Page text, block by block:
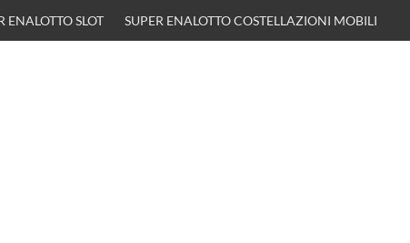
ENALOTTO SLOT SUPER ENALOTTO COSTELLAZIONI MOBILI